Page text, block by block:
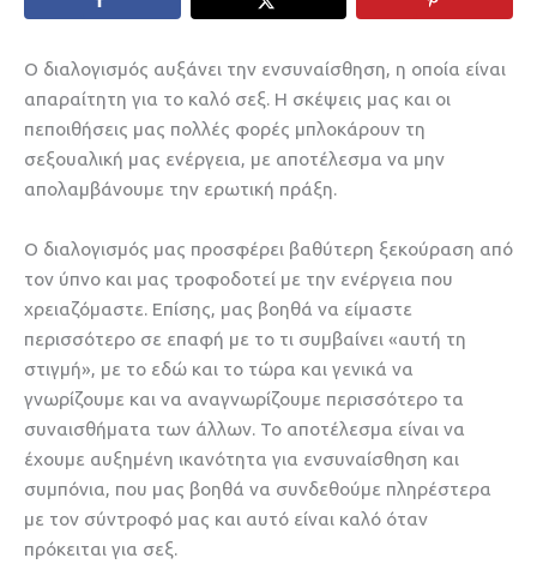
Ο διαλογισμός αυξάνει την ενσυναίσθηση, η οποία είναι
απαραίτητη για το καλό σεξ. Η σκέψεις μας και οι
πεποιθήσεις μας πολλές φορές μπλοκάρουν τη
σεξουαλική μας ενέργεια, με αποτέλεσμα να μην
απολαμβάνουμε την ερωτική πράξη.
Ο διαλογισμός μας προσφέρει βαθύτερη ξεκούραση από
τον ύπνο και μας τροφοδοτεί με την ενέργεια που
χρειαζόμαστε. Επίσης, μας βοηθά να είμαστε
περισσότερο σε επαφή με το τι συμβαίνει «αυτή τη
στιγμή», με το εδώ και το τώρα και γενικά να
γνωρίζουμε και να αναγνωρίζουμε περισσότερο τα
συναισθήματα των άλλων. Το αποτέλεσμα είναι να
έχουμε αυξημένη ικανότητα για ενσυναίσθηση και
συμπόνια, που μας βοηθά να συνδεθούμε πληρέστερα
με τον σύντροφό μας και αυτό είναι καλό όταν
πρόκειται για σεξ.